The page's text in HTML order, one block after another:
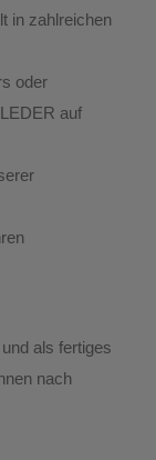
in zahlreichen
oder
auf
als fertiges
nach